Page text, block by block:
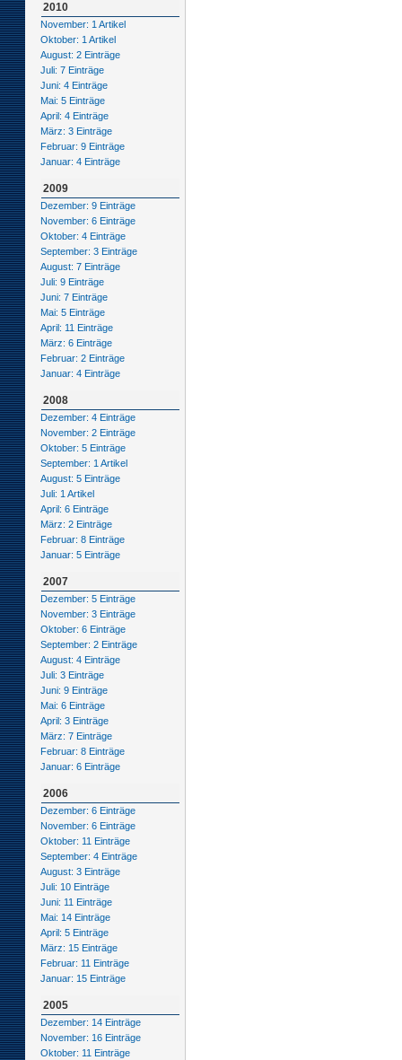
2010
November: 1 Artikel
Oktober: 1 Artikel
August: 2 Einträge
Juli: 7 Einträge
Juni: 4 Einträge
Mai: 5 Einträge
April: 4 Einträge
März: 3 Einträge
Februar: 9 Einträge
Januar: 4 Einträge
2009
Dezember: 9 Einträge
November: 6 Einträge
Oktober: 4 Einträge
September: 3 Einträge
August: 7 Einträge
Juli: 9 Einträge
Juni: 7 Einträge
Mai: 5 Einträge
April: 11 Einträge
März: 6 Einträge
Februar: 2 Einträge
Januar: 4 Einträge
2008
Dezember: 4 Einträge
November: 2 Einträge
Oktober: 5 Einträge
September: 1 Artikel
August: 5 Einträge
Juli: 1 Artikel
April: 6 Einträge
März: 2 Einträge
Februar: 8 Einträge
Januar: 5 Einträge
2007
Dezember: 5 Einträge
November: 3 Einträge
Oktober: 6 Einträge
September: 2 Einträge
August: 4 Einträge
Juli: 3 Einträge
Juni: 9 Einträge
Mai: 6 Einträge
April: 3 Einträge
März: 7 Einträge
Februar: 8 Einträge
Januar: 6 Einträge
2006
Dezember: 6 Einträge
November: 6 Einträge
Oktober: 11 Einträge
September: 4 Einträge
August: 3 Einträge
Juli: 10 Einträge
Juni: 11 Einträge
Mai: 14 Einträge
April: 5 Einträge
März: 15 Einträge
Februar: 11 Einträge
Januar: 15 Einträge
2005
Dezember: 14 Einträge
November: 16 Einträge
Oktober: 11 Einträge